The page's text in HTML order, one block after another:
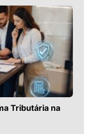
Tributária na